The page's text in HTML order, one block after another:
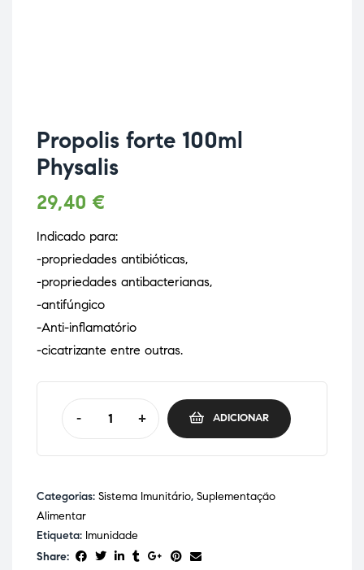
Propolis forte 100ml
Physalis
29,40 €
Indicado para:
-propriedades antibióticas,
-propriedades antibacterianas,
-antifúngico
-Anti-inflamatório
-cicatrizante entre outras.
- + ADICIONAR
Categorias: Sistema Imunitário, Suplementação
Alimentar
Etiqueta: Imunidade
Share: